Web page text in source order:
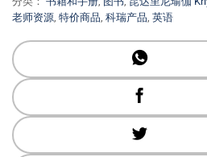
老师资源 特价商品 科瑞产品 英语